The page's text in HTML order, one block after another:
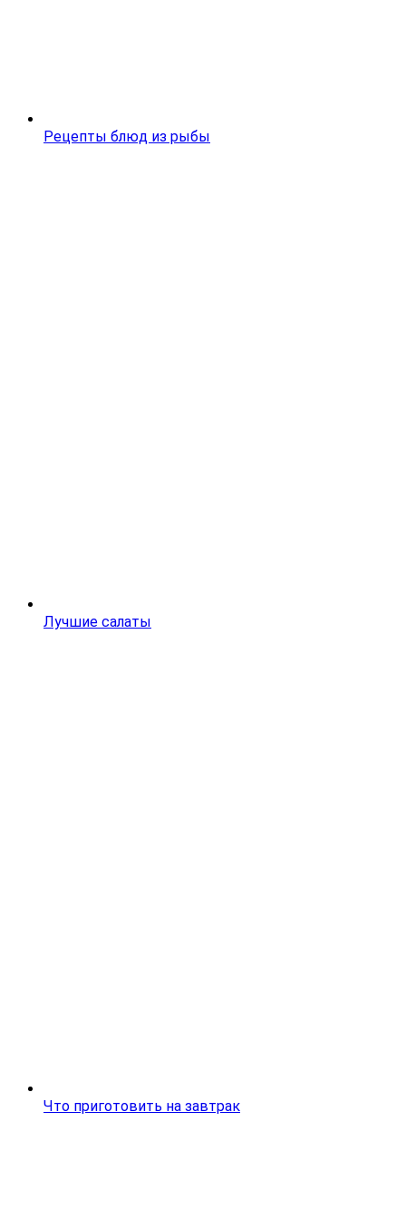
Рецепты блюд из рыбы
Лучшие салаты
Что приготовить на завтрак